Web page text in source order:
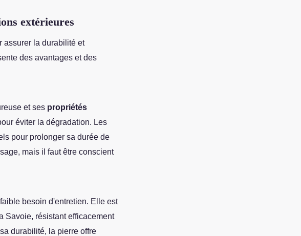
extérieures
assurer la durabilité et
des avantages et des
et ses propriétés
éviter la dégradation. Les
pour prolonger sa durée de
mais il faut être conscient
besoin d'entretien. Elle est
Savoie, résistant efficacement
durabilité, la pierre offre